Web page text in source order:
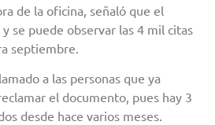
de la oficina, señaló que el
se puede observar las 4 mil citas
septiembre.
a las personas que ya
el documento, pues hay 3
desde hace varios meses.